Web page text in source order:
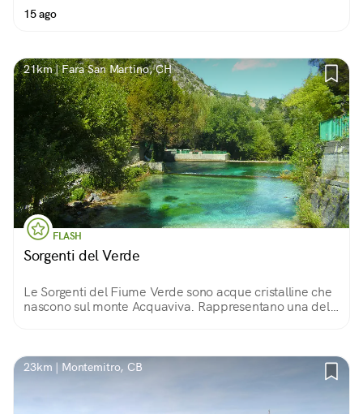
15 ago
21km | Fara San Martino, CH
FLASH
Sorgenti del Verde
Le Sorgenti del Fiume Verde sono acque cristalline che
nascono sul monte Acquaviva. Rappresentano una delle
23km | Montemitro, CB